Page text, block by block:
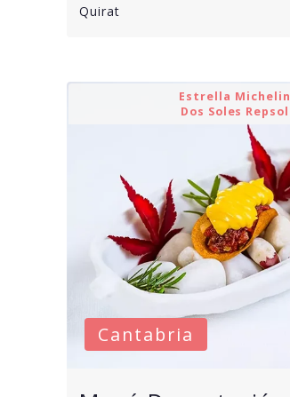
Quirat
Estrella Michelin
Dos Soles Repsol
Cantabria